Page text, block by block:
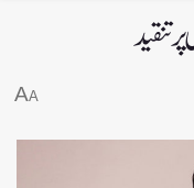
تنقید
A
A